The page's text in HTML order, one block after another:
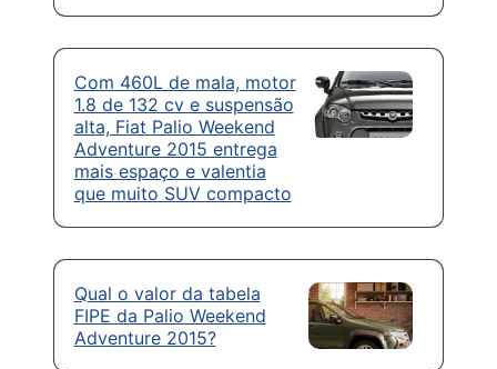
Com 460L de mala, motor
1.8 de 132 cv e suspensão
alta, Fiat Palio Weekend
Adventure 2015 entrega
mais espaço e valentia
que muito SUV compacto
Qual o valor da tabela
FIPE da Palio Weekend
Adventure 2015?